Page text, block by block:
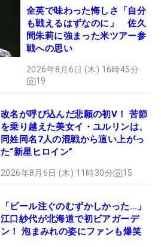
全英で味わった悔しさ「自分
も戦えるはずなのに」 佐久
間朱莉に強まった米ツアー参
戦への思い
2026年8月6日 (木) 16時45分
19
改名が呼び込んだ悲願の初V！ 苦節
を乗り越えた美女イ・ユルリンは、
同姓同名7人の混戦から這い上がっ
た“新星ヒロイン”
2026年8月6日 (木) 11時30分 15
「ビール注ぐのむずかしかった…」
江口紗代が北海道で初ビアガーデ
ン！ 泡まみれの姿にファンも爆笑